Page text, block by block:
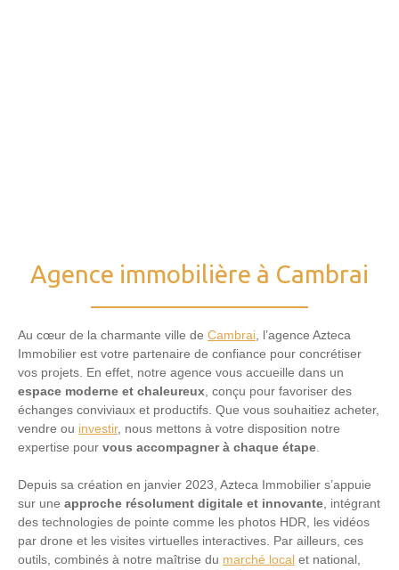
Agence immobilière à Cambrai
Au cœur de la charmante ville de Cambrai, l’agence Azteca
Immobilier est votre partenaire de confiance pour concrétiser
vos projets. En effet, notre agence vous accueille dans un
espace moderne et chaleureux, conçu pour favoriser des
échanges conviviaux et productifs. Que vous souhaitiez acheter,
vendre ou investir, nous mettons à votre disposition notre
expertise pour vous accompagner à chaque étape.
Depuis sa création en janvier 2023, Azteca Immobilier s’appuie
sur une approche résolument digitale et innovante, intégrant
des technologies de pointe comme les photos HDR, les vidéos
par drone et les visites virtuelles interactives. Par ailleurs, ces
outils, combinés à notre maîtrise du marché local et national,